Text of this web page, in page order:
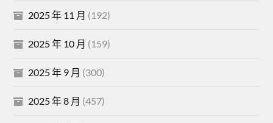
2025 年 11 月 (192)
2025 年 10 月 (159)
2025 年 9 月 (300)
2025 年 8 月 (457)